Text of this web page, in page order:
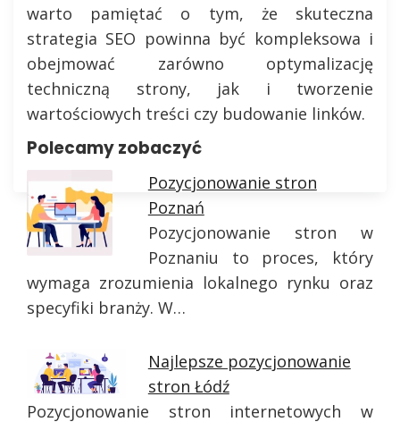
warto pamiętać o tym, że skuteczna
strategia SEO powinna być kompleksowa i
obejmować zarówno optymalizację
techniczną strony, jak i tworzenie
wartościowych treści czy budowanie linków.
Polecamy zobaczyć
Pozycjonowanie stron
Poznań
Pozycjonowanie stron w
Poznaniu to proces, który
wymaga zrozumienia lokalnego rynku oraz
specyfiki branży. W…
Najlepsze pozycjonowanie
stron Łódź
Pozycjonowanie stron internetowych w